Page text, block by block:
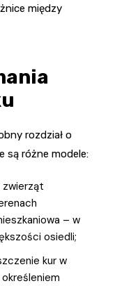
między
rozdział o
są różne modele:
zwierząt
– w
osiedli;
kur w